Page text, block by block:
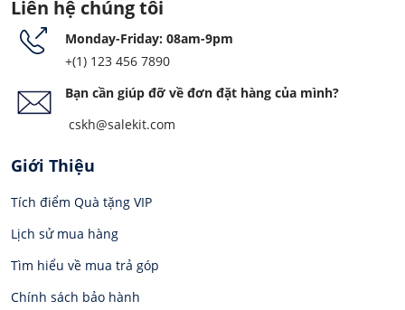
Liên hệ chúng tôi
Monday-Friday: 08am-9pm
+(1) 123 456 7890
Bạn cần giúp đỡ về đơn đặt hàng của mình?
cskh@salekit.com
Giới Thiệu
Tích điểm Quà tặng VIP
Lịch sử mua hàng
Tìm hiểu về mua trả góp
Chính sách bảo hành